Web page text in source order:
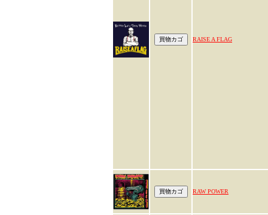
RAISE A FLAG
RAW POWER